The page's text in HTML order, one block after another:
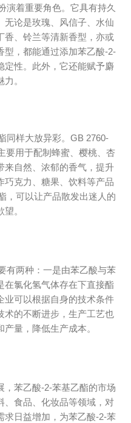
演着重要角色。它具有持久
无论是玫瑰、风信子、水仙
香、铃兰等清新香型，亦或
型，都能通过添加苯乙酸-2-
定性。此外，它还能赋予麝
。
同样大放异彩。GB 2760-
要用于配制蜂蜜、樱桃、杏
来自然、浓郁的香气，提升
巧克力、糖果、饮料等产品
，可以让产品散发出迷人的
。
有两种：一是由苯乙酸与苯
在氯化氢气体存在下直接酯
业可以根据自身的技术条件
术的不断进步，生产工艺也
量，降低生产成本。
，苯乙酸-2-苯基乙酯的市场
、食品、化妆品等领域，对
求日益增加，为苯乙酸-2-苯